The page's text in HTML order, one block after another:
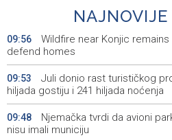
NAJNOVIJE
09:56
Wildfire near Konjic
defend homes
09:53
Juli donio rast turističkog
hiljada gostiju i 241 hiljada noćenja
09:48
Njemačka tvrdi da avioni
nisu imali municiju